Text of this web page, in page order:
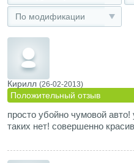
По модификации
Кирилл (26-02-2013)
Положительный отзыв
просто убойно чумовой
таких нет! совершенно